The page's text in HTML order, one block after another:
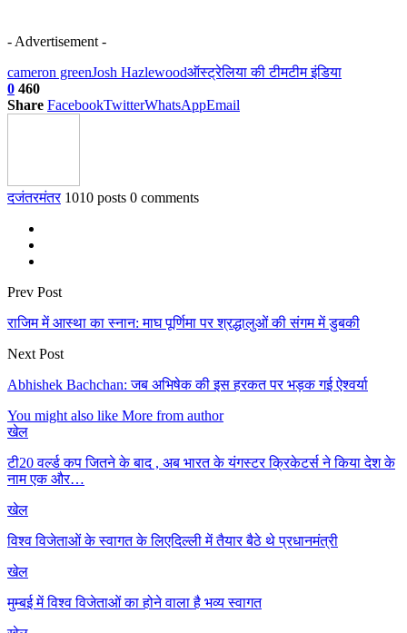
- Advertisement -
cameron greenJosh Hazlewoodऑस्ट्रेलिया की टीमटीम इंडिया
0 460
Share FacebookTwitterWhatsAppEmail
दजंतरमंतर 1010 posts 0 comments
Prev Post
राजिम में आस्था का स्नान: माघ पूर्णिमा पर श्रद्धालुओं की संगम में डुबकी
Next Post
Abhishek Bachchan: जब अभिषेक की इस हरकत पर भड़क गई ऐश्वर्या
You might also like More from author
खेल
टी20 वर्ल्ड कप जितने के बाद , अब भारत के यंगस्टर क्रिकेटर्स ने किया देश के
नाम एक और…
खेल
विश्व विजेताओं के स्वागत के लिएदिल्ली में तैयार बैठे थे प्रधानमंत्री
खेल
मुम्बई में विश्व विजेताओं का होने वाला है भव्य स्वागत